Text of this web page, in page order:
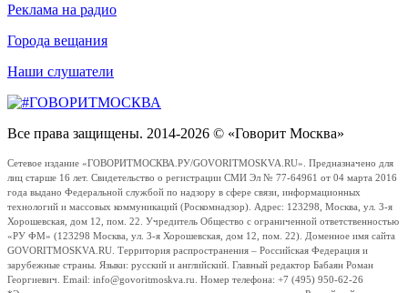
Реклама на радио
Города вещания
Наши слушатели
Все права защищены. 2014-2026 © «Говорит Москва»
Сетевое издание «ГОВОРИТМОСКВА.РУ/GOVORITMOSKVA.RU». Предназначено для
лиц старше 16 лет. Свидетельство о регистрации СМИ Эл № 77-64961 от 04 марта 2016
года выдано Федеральной службой по надзору в сфере связи, информационных
технологий и массовых коммуникаций (Роскомнадзор). Адрес: 123298, Москва, ул. 3-я
Хорошевская, дом 12, пом. 22. Учредитель Общество с ограниченной ответственностью
«РУ ФМ» (123298 Москва, ул. 3-я Хорошевская, дом 12, пом. 22). Доменное имя сайта
GOVORITMOSKVA.RU. Территория распространения – Российская Федерация и
зарубежные страны. Языки: русский и английский. Главный редактор Бабаян Роман
Георгиевич. Email: info@govoritmoskva.ru. Номер телефона: +7 (495) 950-62-26